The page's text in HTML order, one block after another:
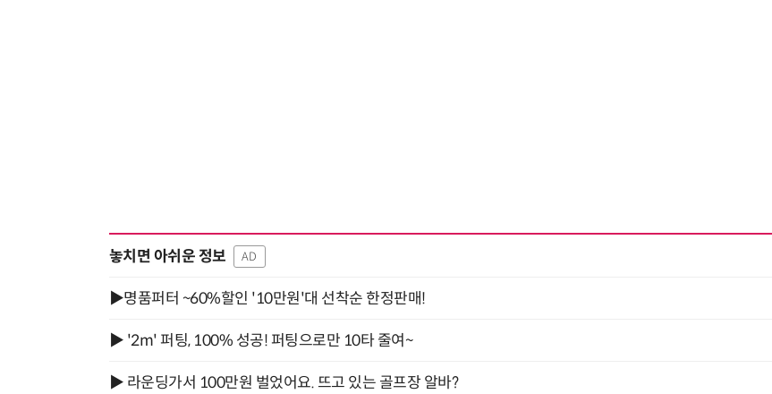
놓치면 아쉬운 정보 AD
▶명품퍼터 ~60%할인 '10만원'대 선착순 한정판매!
▶ '2m' 퍼팅, 100% 성공! 퍼팅으로만 10타 줄여~
▶ 라운딩가서 100만원 벌었어요. 뜨고 있는 골프장 알바?